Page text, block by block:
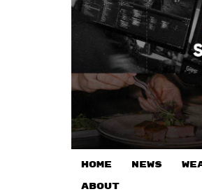
HOME NEWS
ABOUT